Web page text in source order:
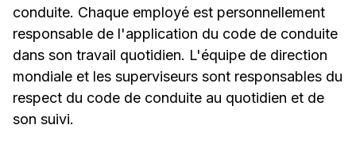
conduite. Chaque employé est personnellement
responsable de l'application du code de conduite
dans son travail quotidien. L'équipe de direction
mondiale et les superviseurs sont responsables du
respect du code de conduite au quotidien et de
son suivi.